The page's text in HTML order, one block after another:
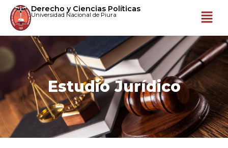
Derecho y Ciencias Políticas
Universidad Nacional de Piura
Estudio Jurídico